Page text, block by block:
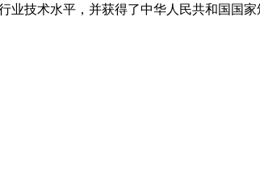
技术水平，并获得了中华人民共和国国